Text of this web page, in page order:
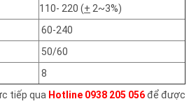
110- 220 (+ 2~3%)
60-240
50/60
8
tiếp qua Hotline 0938 205 056để được